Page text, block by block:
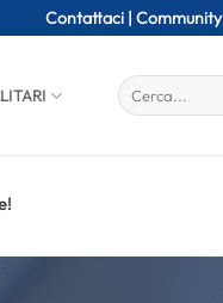
Contattaci | Community